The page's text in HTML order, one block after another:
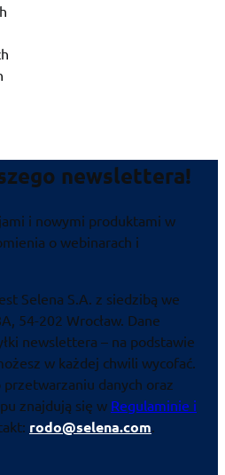
newslettera!
i nowymi produktami w
o webinarach i
Selena S.A. z siedzibą we
54-202 Wrocław. Dane
newslettera – na podstawie
w każdej chwili wycofać.
danych oraz
znajdują się w Regulaminie i
rodo@selena.com.